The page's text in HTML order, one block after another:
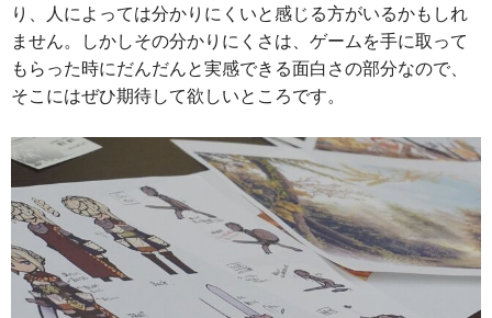
り、人によっては分かりにくいと感じる方がいるかもしれ
ません。しかしその分かりにくさは、ゲームを手に取って
もらった時にだんだんと実感できる面白さの部分なので、
そこにはぜひ期待して欲しいところです。